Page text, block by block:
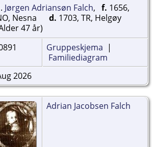
Jørgen Adriansøn Falch, f. 1656,
Nesna
d. 1703, TR, Helgøy
47 år)
Gruppeskjema |
Familiediagram
2026
Adrian Jacobsen Falch